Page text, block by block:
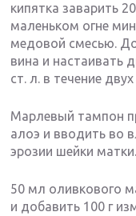
кипятка заварить
маленьком огне
медовой смесью.
вина и настаивать
ст. л. в течение
Марлевый тампон
алоэ и вводить во
эрозии шейки матки.
50 мл оливкового
и добавить 100 г